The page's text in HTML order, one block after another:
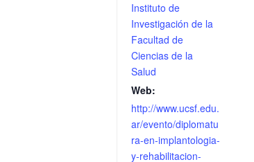
Instituto de
Investigación de la
Facultad de
Ciencias de la
Salud
Web:
http://www.ucsf.edu.
ar/evento/diplomatu
ra-en-implantologia-
y-rehabilitacion-